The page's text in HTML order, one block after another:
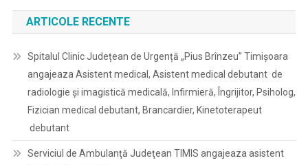
ARTICOLE RECENTE
Spitalul Clinic Județean de Urgență „Pius Brînzeu” Timișoara
angajeaza Asistent medical, Asistent medical debutant de
radiologie și imagistică medicală, Infirmieră, Îngrijitor, Psiholog,
Fizician medical debutant, Brancardier, Kinetoterapeut
debutant
Serviciul de Ambulanţă Judeţean TIMIS angajeaza asistent